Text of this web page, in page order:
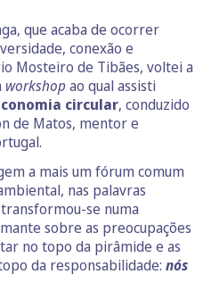
que acaba de ocorrer
conexão e
Mosteiro de Tibães, voltei a
workshop ao qual assisti
circular, conduzido
de Matos, mentor e
a mais um fórum comum
nas palavras
se numa
sobre as preocupações
no topo da pirâmide e as
da responsabilidade: nós